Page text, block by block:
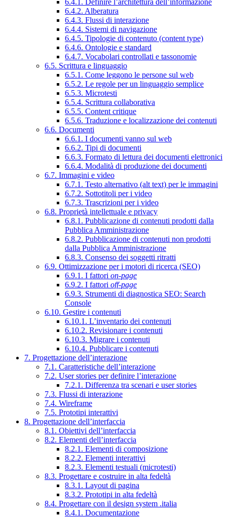
6.4.2. Alberatura
6.4.3. Flussi di interazione
6.4.4. Sistemi di navigazione
6.4.5. Tipologie di contenuto (content type)
6.4.6. Ontologie e standard
6.4.7. Vocabolari controllati e tassonomie
6.5. Scrittura e linguaggio
6.5.1. Come leggono le persone sul web
6.5.2. Le regole per un linguaggio semplice
6.5.3. Microtesti
6.5.4. Scrittura collaborativa
6.5.5. Content critique
6.5.6. Traduzione e localizzazione dei contenuti
6.6. Documenti
6.6.1. I documenti vanno sul web
6.6.2. Tipi di documenti
6.6.3. Formato di lettura dei documenti elettronici
6.6.4. Modalità di produzione dei documenti
6.7. Immagini e video
6.7.1. Testo alternativo (alt text) per le immagini
6.7.2. Sottotitoli per i video
6.7.3. Trascrizioni per i video
6.8. Proprietà intellettuale e privacy
6.8.1. Pubblicazione di contenuti prodotti dalla
Pubblica Amministrazione
6.8.2. Pubblicazione di contenuti non prodotti
dalla Pubblica Amministrazione
6.8.3. Consenso dei soggetti ritratti
6.9. Ottimizzazione per i motori di ricerca (SEO)
6.9.1. I fattori on-page
6.9.2. I fattori off-page
6.9.3. Strumenti di diagnostica SEO: Search
Console
6.10. Gestire i contenuti
6.10.1. L’inventario dei contenuti
6.10.2. Revisionare i contenuti
6.10.3. Migrare i contenuti
6.10.4. Pubblicare i contenuti
7. Progettazione dell’interazione
7.1. Caratteristiche dell’interazione
7.2. User stories per definire l’interazione
7.2.1. Differenza tra scenari e user stories
7.3. Flussi di interazione
7.4. Wireframe
7.5. Prototipi interattivi
8. Progettazione dell’interfaccia
8.1. Obiettivi dell’interfaccia
8.2. Elementi dell’interfaccia
8.2.1. Elementi di composizione
8.2.2. Elementi interattivi
8.2.3. Elementi testuali (microtesti)
8.3. Progettare e costruire in alta fedeltà
8.3.1. Layout di pagina
8.3.2. Prototipi in alta fedeltà
8.4. Progettare con il design system .italia
8.4.1. Documentazione